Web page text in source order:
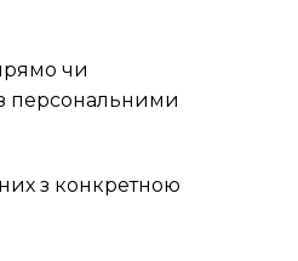
чи
персональними
з конкретною